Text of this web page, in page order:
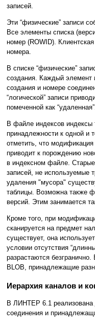
записей.
Эти “физические” записи
Все элементы списка
номер (ROWID).
номера.
В списке “физические”
создания. Каждый
создания и номере
“логической” записи
помеченной как
В файле индексов индексы
принадлежности к одной и
отметить, что модификация
приводит к порождению
в индексном файле. Старые
записей, не используемые
удаления "мусора"
таблицы. Возможна также
версий. Этим занимается
Кроме того, при
сканируется на предмет
существует, она
условии отсутствия
разрастаются
BLOB, принадлежащие
Иерархия каналов и
В ЛИНТЕР 6.1 реализована
соединения и